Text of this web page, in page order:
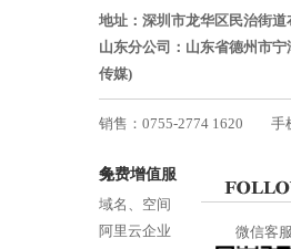
地址：深圳市龙华区民治街
山东分公司：山东省德州市
传媒)
销售：0755-2774 1620
手
邮箱：services@jiasuweb.com
免费增值服务
域名、空间
阿里云企业
微信客服